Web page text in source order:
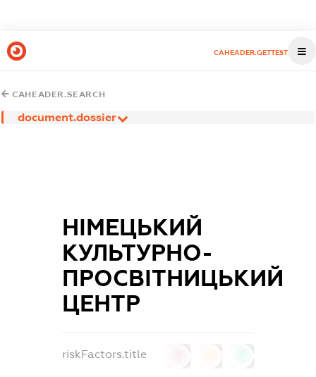
CAHEADER.GETTEST
CAHEADER.SEARCH
document.dossier
НІМЕЦЬКИЙ
КУЛЬТУРНО-
ПРОСВІТНИЦЬКИЙ
ЦЕНТР
riskFactors.title